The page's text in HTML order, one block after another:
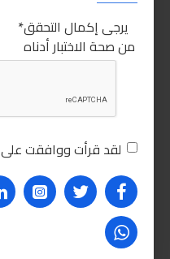
يرجى إكمال التحقق
من صحة الاختبار أدناه
لقد قرأت ووافقت على